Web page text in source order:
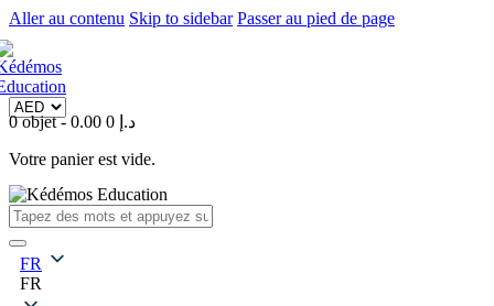
Aller au contenu Skip to sidebar Passer au pied de page
0 objet- 0.00 د.إ 0
Votre panier est vide.
FR
FR